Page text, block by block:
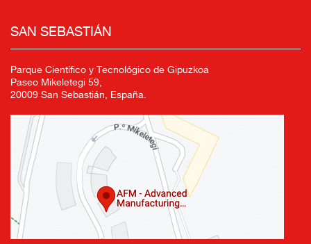
SAN SEBASTIÁN
Parque Científico y Tecnológico de Gipuzkoa
Paseo Mikeletegi 59,
20009 San Sebastián, España.